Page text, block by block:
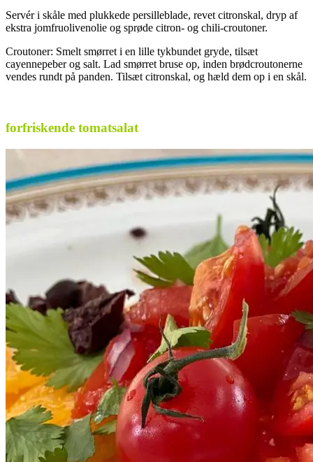
Servér i skåle med plukkede persilleblade, revet citronskal, dryp af
ekstra jomfruolivenolie og sprøde citron- og chili-croutoner.
Croutoner: Smelt smørret i en lille tykbundet gryde, tilsæt
cayennepeber og salt. Lad smørret bruse op, inden brødcroutonerne
vendes rundt på panden. Tilsæt citronskal, og hæld dem op i en skål.
forfriskende tomatsalat